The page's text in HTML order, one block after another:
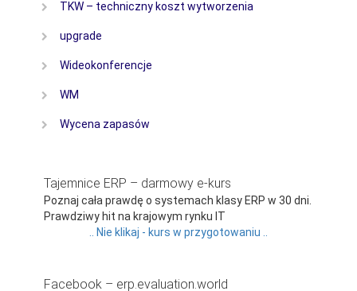
TKW – techniczny koszt wytworzenia
upgrade
Wideokonferencje
WM
Wycena zapasów
Tajemnice ERP – darmowy e-kurs
Poznaj cała prawdę o systemach klasy ERP w 30 dni.
Prawdziwy hit na krajowym rynku IT
.. Nie klikaj - kurs w przygotowaniu ..
Facebook – erp.evaluation.world